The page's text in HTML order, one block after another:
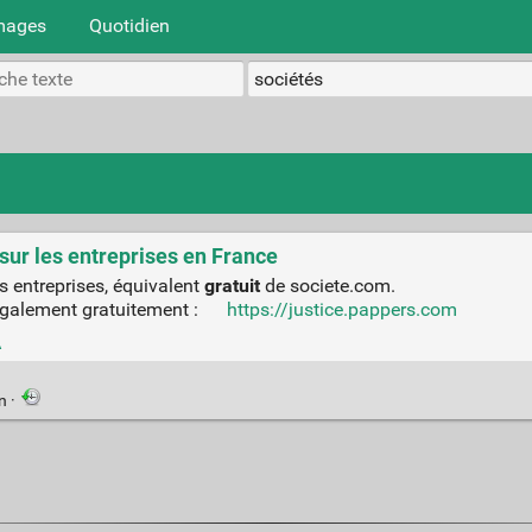
Quotidien
les entreprises en France
entreprises, équivalent gratuitde societe.com.
gratuitement :
https://justice.pappers.com
·